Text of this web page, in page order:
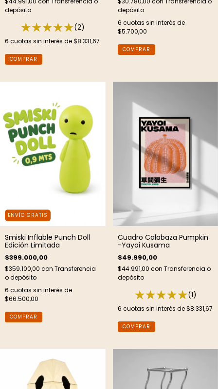
depósito
(2)
6 cuotas sin interés de$8.331,67
COMPRAR
depósito
6 cuotas sin interés de
$5.700,00
ENVÍO GRATIS
Smiski Inflable Punch Doll
Edición Limitada
$399.000,00
$359.100,00 con Transferencia
o depósito
6 cuotas sin interés de
$66.500,00
COMPRAR
Cuadro Calabaza Pumpkin
-Yayoi Kusama
$49.990,00
$44.991,00 con Transferencia o
depósito
(1)
6 cuotas sin interés de$8.331,67
COMPRAR